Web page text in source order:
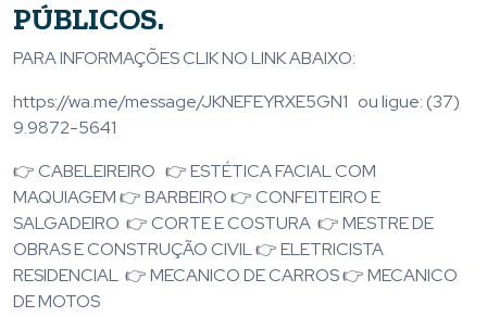
PÚBLICOS.
PARA INFORMAÇÕES CLIK NO LINK ABAIXO:
https://wa.me/message/JKNEFEYRXE5GN1 ou ligue: (37)
9.9872-5641
👉 CABELEIREIRO 👉 ESTÉTICA FACIAL COM
MAQUIAGEM 👉 BARBEIRO 👉 CONFEITEIRO E
SALGADEIRO 👉 CORTE E COSTURA 👉 MESTRE DE
OBRAS E CONSTRUÇÃO CIVIL 👉 ELETRICISTA
RESIDENCIAL 👉 MECANICO DE CARROS 👉 MECANICO
DE MOTOS